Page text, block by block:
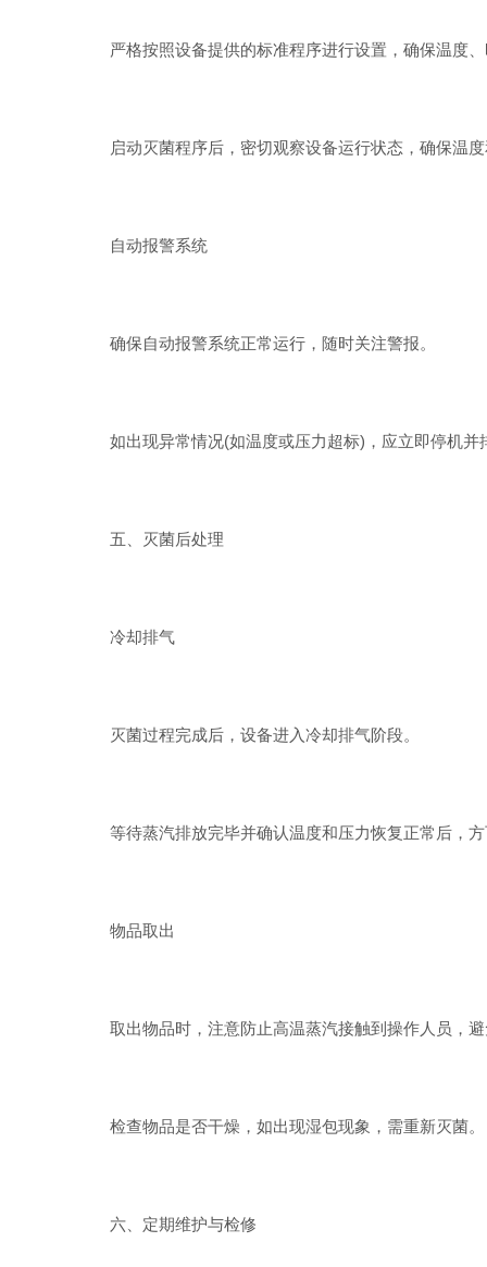
严格按照设备提供的标准程序进行设置，确保温度、
启动灭菌程序后，密切观察设备运行状态，确保温度
自动报警系统
确保自动报警系统正常运行，随时关注警报。
如出现异常情况(如温度或压力超标)，应立即停机并
五、灭菌后处理
冷却排气
灭菌过程完成后，设备进入冷却排气阶段。
等待蒸汽排放完毕并确认温度和压力恢复正常后，方
物品取出
取出物品时，注意防止高温蒸汽接触到操作人员，避
检查物品是否干燥，如出现湿包现象，需重新灭菌。
六、定期维护与检修